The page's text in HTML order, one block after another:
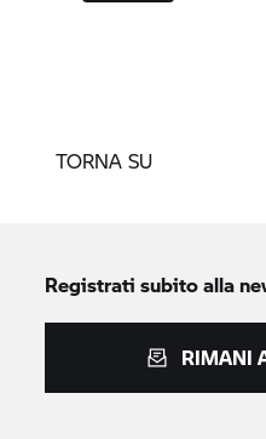
TORNA SU
Registrati subito alla
RIMANI